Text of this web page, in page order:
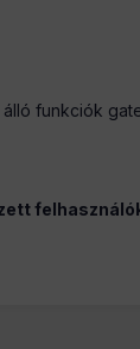
funkciók